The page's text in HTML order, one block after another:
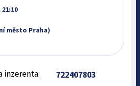
21:10
město Praha)
inzerenta: 722407803